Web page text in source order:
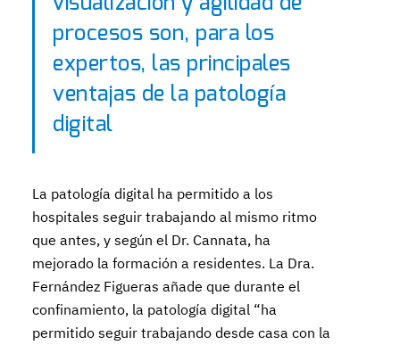
procesos son, para los
expertos, las principales
ventajas de la patología
digital
La patología digital ha permitido a los
hospitales seguir trabajando al mismo ritmo
que antes, y según el Dr. Cannata, ha
mejorado la formación a residentes. La Dra.
Fernández Figueras añade que durante el
confinamiento, la patología digital “ha
permitido seguir trabajando desde casa con la